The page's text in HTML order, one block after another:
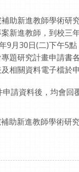
助新進教師學術研
新進教師，到校三
9月30日(二)下午5點
題研究計畫申請書各
相關資料電子檔於
料後，均會回覆
新進教師學術研究